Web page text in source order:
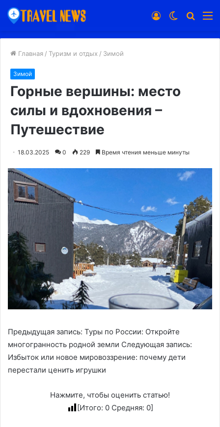
Switch
Войти
Главная / Туризм и отдых / Зимой
Зимой
Горные вершины: место
силы и вдохновения –
Путешествие
18.03.2025 0 229 Время чтения меньше минуты
Предыдущая запись: Туры по России: Откройте
многогранность родной земли Следующая запись:
Избыток или новое мировоззрение: почему дети
перестали ценить игрушки
Нажмите, чтобы оценить статью!
[Итого: 0Средняя: 0]